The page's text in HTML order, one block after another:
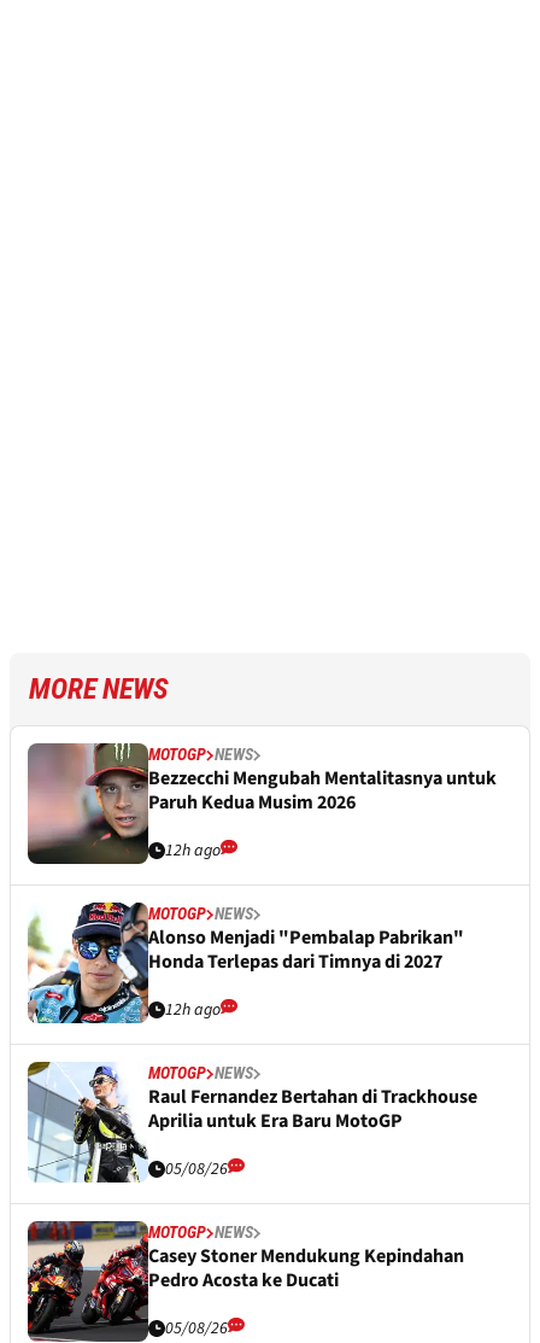
MORE NEWS
MOTOGP NEWS
Bezzecchi Mengubah Mentalitasnya untuk
Paruh Kedua Musim 2026
12h ago
MOTOGP NEWS
Alonso Menjadi "Pembalap Pabrikan"
Honda Terlepas dari Timnya di 2027
12h ago
MOTOGP NEWS
Raul Fernandez Bertahan di Trackhouse
Aprilia untuk Era Baru MotoGP
05/08/26
MOTOGP NEWS
Casey Stoner Mendukung Kepindahan
Pedro Acosta ke Ducati
05/08/26